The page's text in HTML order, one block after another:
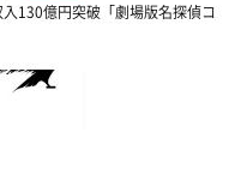
130億円突破「劇場版名探偵コ